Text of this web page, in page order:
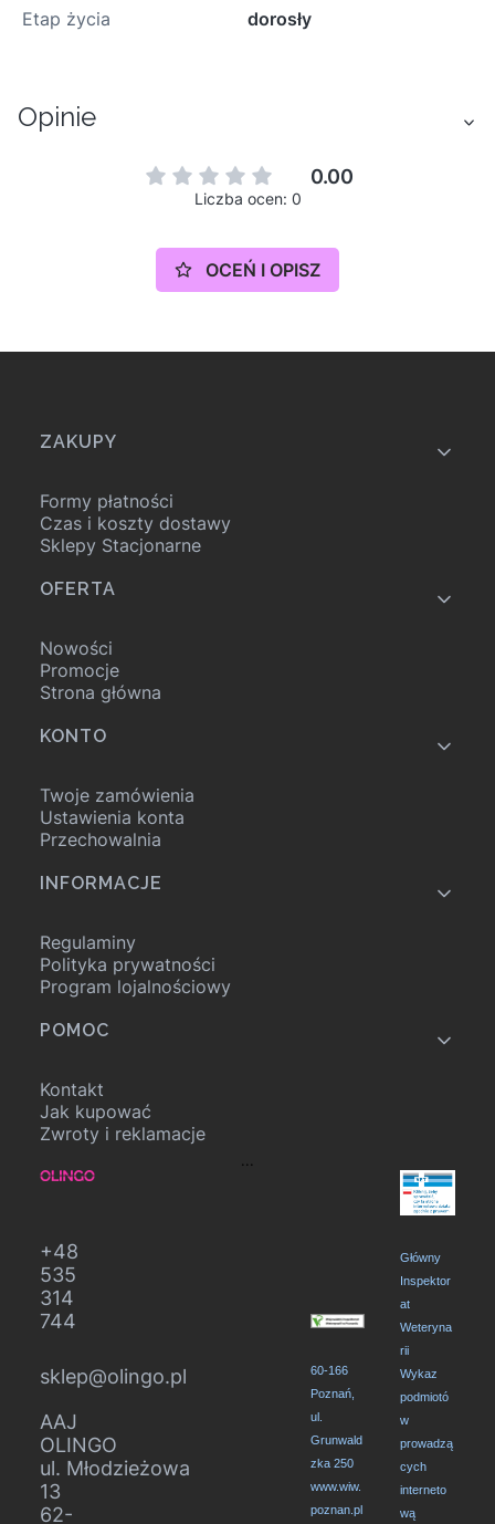
Etap życia
dorosły
Opinie
0.00
Liczba ocen: 0
OCEŃ I OPISZ
Linki w stopce
ZAKUPY
Formy płatności
Czas i koszty dostawy
Sklepy Stacjonarne
OFERTA
Nowości
Promocje
Strona główna
KONTO
Twoje zamówienia
Ustawienia konta
Przechowalnia
INFORMACJE
Regulaminy
Polityka prywatności
Program lojalnościowy
POMOC
Kontakt
Jak kupować
Zwroty i reklamacje
...
+48
535
314
744
sklep@olingo.pl
AAJ
OLINGO
ul. Młodzieżowa
13
62-
60-166
Poznań,
ul.
Grunwald
zka 250
www.wiw.
poznan.pl
Główny
Inspektor
at
Weteryna
rii
Wykaz
podmiotó
w
prowadzą
cych
interneto
wą